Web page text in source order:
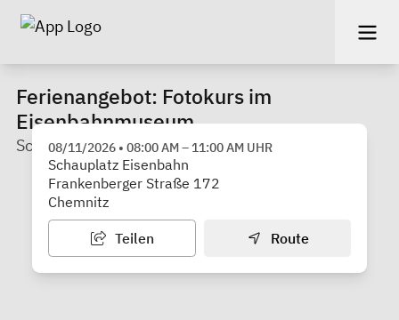
Ferienangebot: Fotokurs im
Eisenbahnmuseum
Schauplatz Eisenbahn
08/11/2026 • 08:00 AM– 11:00 AM UHR
Schauplatz Eisenbahn
Frankenberger Straße 172
Chemnitz
Teilen Route